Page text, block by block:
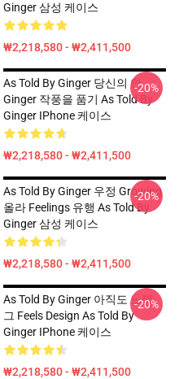
Ginger 삼성 케이스
₩2,218,580 - ₩2,411,500
As Told By Ginger 당신의 안
Ginger 작풍을 품기 As Told By
Ginger IPhone 케이스
₩2,218,580 - ₩2,411,500
-20%
As Told By Ginger 우정 Growing
올라 Feelings 유행 As Told By
Ginger 삼성 케이스
₩2,218,580 - ₩2,411,500
-20%
As Told By Ginger 아직도 느낌
그 Feels Design As Told By
Ginger IPhone 케이스
₩2,218,580 - ₩2,411,500
-20%